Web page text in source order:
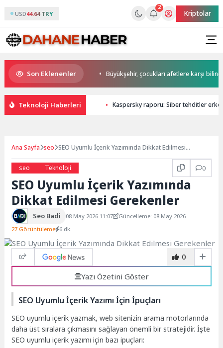
USD44.64 TRY
2
Kriptolar
Son Eklenenler
Büyükakın’dan Büyükşehir, çocukları afetlere karşı
Teknoloji Haberleri Kaspersky raporu: Siber tehditler
Ana Sayfa seo SEO Uyumlu İçerik Yazımında Dikkat Edilmesi
seo
Teknoloji 0
SEO Uyumlu İçerik Yazımında
Dikkat Edilmesi Gerekenler
Seo Badi 08 May 2026 11:07
Güncelleme: 08 May 2026
27 Görüntüleme 6 dk.
0
Yazı Özetini Göster
SEO Uyumlu İçerik Yazımı İçin İpuçları
SEO uyumlu içerik yazmak, web sitenizin arama motorlarında
daha üst sıralara çıkmasını sağlayan önemli bir stratejidir. İşte
SEO uyumlu içerik yazımı için bazı ipuçları: